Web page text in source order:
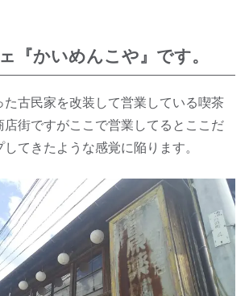
『かいめんこや』です。
た古民家を改装して営業している喫茶
店街ですがここで営業してるとここだ
てきたような感覚に陥ります。